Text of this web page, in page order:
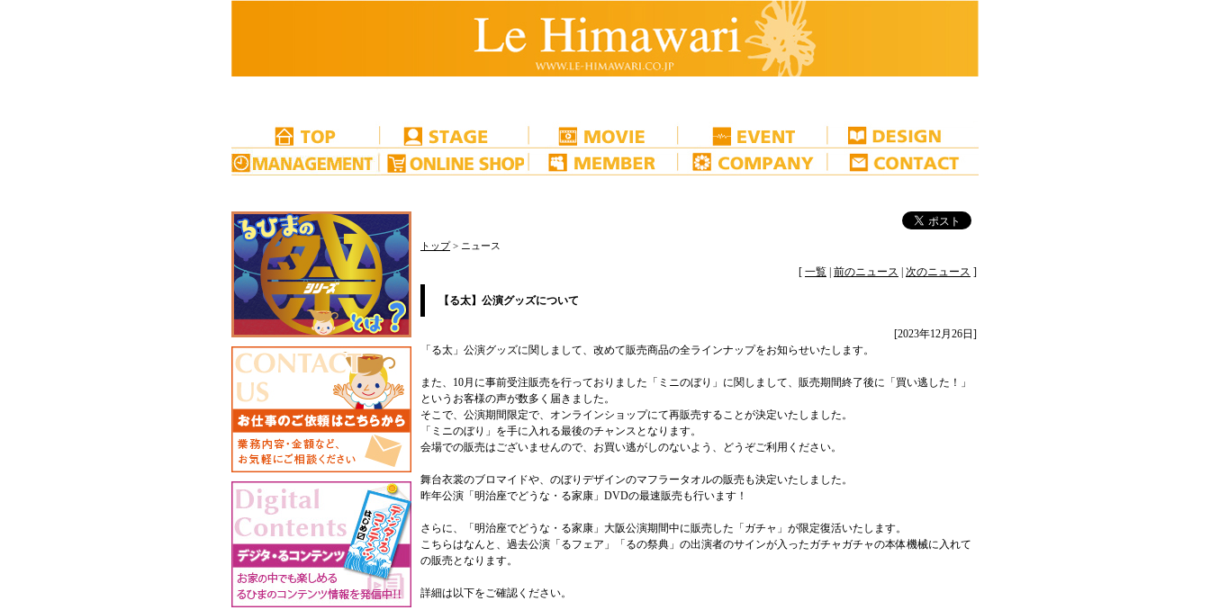
トップ> ニュース
[ 一覧 前のニュース 次のニュース ]
【る太】公演グッズについて
[2023年12月26日]
「る太」公演グッズに関しまして、改めて販売商品の全ラインナップをお知らせいたします。
また、10月に事前受注販売を行っておりました「ミニのぼり」に関しまして、販売期間終了後に「買い逃した！」
というお客様の声が数多く届きました。
そこで、公演期間限定で、オンラインショップにて再販売することが決定いたしました。
「ミニのぼり」を手に入れる最後のチャンスとなります。
会場での販売はございませんので、お買い逃がしのないよう、どうぞご利用ください。
舞台衣裳のブロマイドや、のぼりデザインのマフラータオルの販売も決定いたしました。
昨年公演「明治座でどうな・る家康」DVDの最速販売も行います！
さらに、「明治座でどうな・る家康」大阪公演期間中に販売した「ガチャ」が限定復活いたします。
こちらはなんと、過去公演「るフェア」「るの祭典」の出演者のサインが入ったガチャガチャの本体機械に入れて
の販売となります。
詳細は以下をご確認ください。